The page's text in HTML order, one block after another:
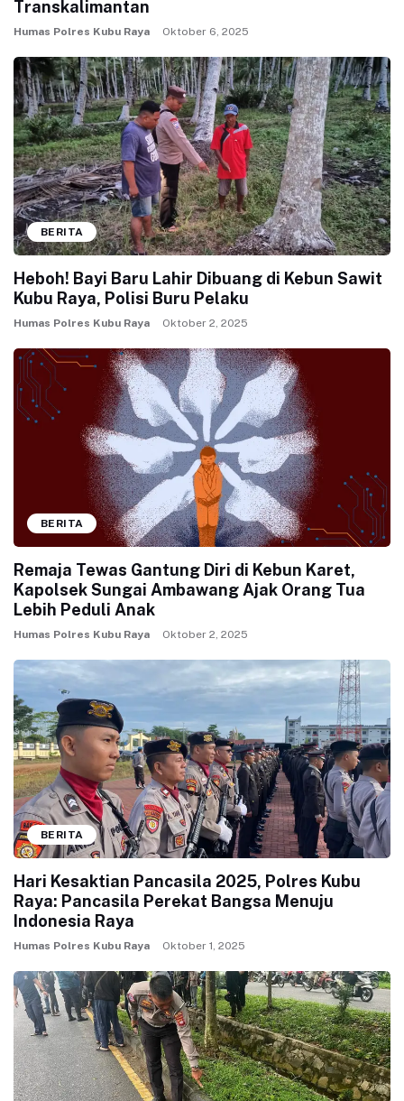
Transkalimantan
Humas Polres Kubu Raya Oktober 6, 2025
BERITA
Heboh! Bayi Baru Lahir Dibuang di Kebun Sawit
Kubu Raya, Polisi Buru Pelaku
Humas Polres Kubu Raya Oktober 2, 2025
BERITA
Remaja Tewas Gantung Diri di Kebun Karet,
Kapolsek Sungai Ambawang Ajak Orang Tua
Lebih Peduli Anak
Humas Polres Kubu Raya Oktober 2, 2025
BERITA
Hari Kesaktian Pancasila 2025, Polres Kubu
Raya: Pancasila Perekat Bangsa Menuju
Indonesia Raya
Humas Polres Kubu Raya Oktober 1, 2025